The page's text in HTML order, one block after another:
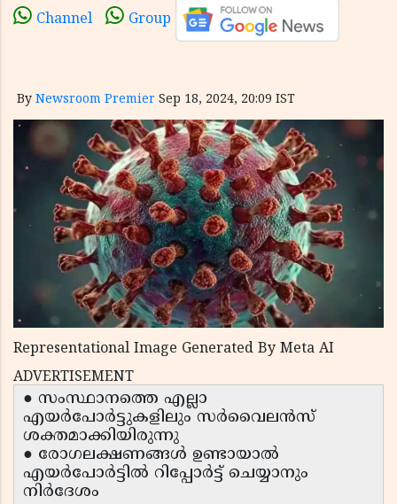
Channel Group
By Newsroom Premier Sep 18, 2024, 20:09 IST
Representational Image Generated By Meta AI
ADVERTISEMENT
● സംസ്ഥാനത്തെ എല്ലാ
എയര്‍പോര്‍ട്ടുകളിലും സര്‍വൈലന്‍സ്
ശക്തമാക്കിയിരുന്നു
● രോഗലക്ഷണങ്ങള്‍ ഉണ്ടായാല്‍
എയര്‍പോര്‍ട്ടില്‍ റിപ്പോര്‍ട്ട് ചെയ്യാനും
നിര്‍ദേശം